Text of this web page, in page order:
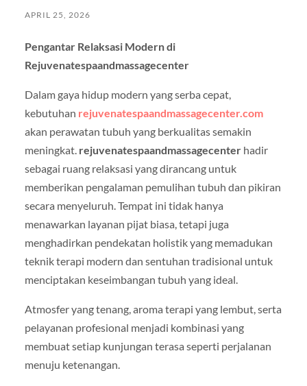
APRIL 25, 2026
Pengantar Relaksasi Modern di
Rejuvenatespaandmassagecenter
Dalam gaya hidup modern yang serba cepat,
kebutuhan rejuvenatespaandmassagecenter.com
akan perawatan tubuh yang berkualitas semakin
meningkat. rejuvenatespaandmassagecenterhadir
sebagai ruang relaksasi yang dirancang untuk
memberikan pengalaman pemulihan tubuh dan pikiran
secara menyeluruh. Tempat ini tidak hanya
menawarkan layanan pijat biasa, tetapi juga
menghadirkan pendekatan holistik yang memadukan
teknik terapi modern dan sentuhan tradisional untuk
menciptakan keseimbangan tubuh yang ideal.
Atmosfer yang tenang, aroma terapi yang lembut, serta
pelayanan profesional menjadi kombinasi yang
membuat setiap kunjungan terasa seperti perjalanan
menuju ketenangan.